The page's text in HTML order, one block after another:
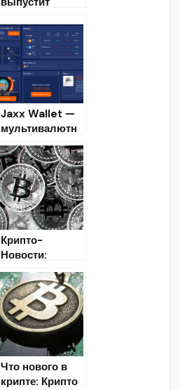
крипто-
кошельков
Trezor
Jaxx Wallet —
мультивалютн
ый крипто-
кошелек
[Обзор,
Установка,
Скачать]
Крипто-
Новости:
Последние
новости мира
криптовалют
Что нового в
крипте: Крипто